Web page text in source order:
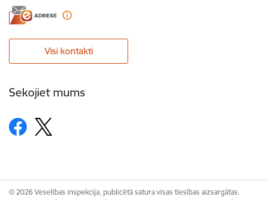
Visi kontakti
Sekojiet mums
© 2026 Veselības inspekcija, publicētā satura visas tiesības aizsargātas.